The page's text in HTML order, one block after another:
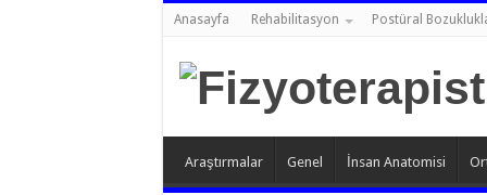
Anasayfa Rehabilitasyon Postüral
Araştırmalar Genel İnsan Anatomisi